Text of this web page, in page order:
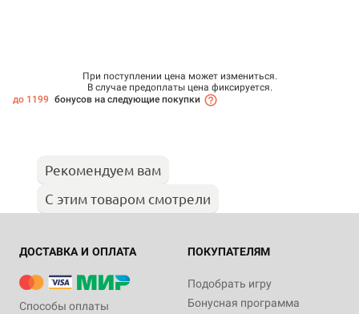
При поступлении цена может измениться.
В случае предоплаты цена фиксируется.
до 1199 бонусов на следующие покупки
Рекомендуем вам
С этим товаром смотрели
ДОСТАВКА И ОПЛАТА
Способы оплаты
ПОКУПАТЕЛЯМ
Подобрать игру
Бонусная программа